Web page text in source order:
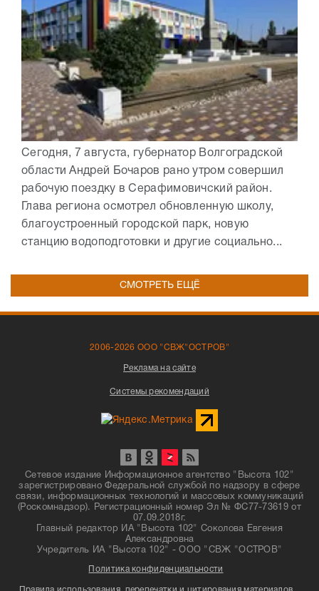
Сегодня, 7 августа, губернатор Волгоградской
области Андрей Бочаров рано утром совершил
рабочую поездку в Серафимовичский район.
Глава региона осмотрел обновленную школу,
благоустроенный городской парк, новую
станцию водоподготовки и другие социально...
СМОТРЕТЬ ЕЩЁ
2006-2026 ООО "СВЖ"ОСТРОВ"
Реклама на сайте
Системы рекомендаций
Сетевое издание Информационное агентство "Высота 102"
зарегистрировано Федеральной службой по надзору в сфере
связи, информационных технологий и массовых коммуникаций
(Роскомнадзор). Регистрационный номер Эл № ФС77-73619 от
07.09.2018г.
Главный редактор ИА "Высота 102" Соколова Евгения
Александровна
Учредитель ИА "Высота 102" - ООО "СВЖ "ОСТРОВ"
Политика конфиденциальности